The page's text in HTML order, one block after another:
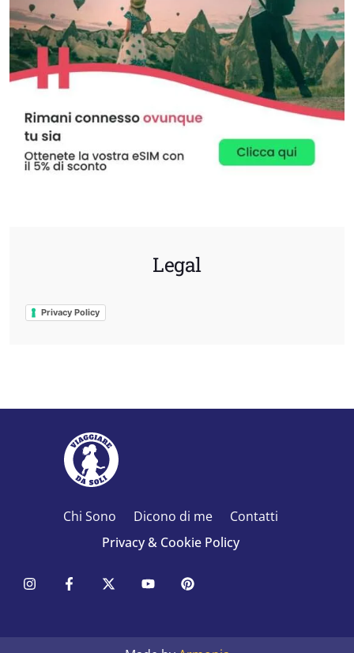
Legal
Privacy Policy
Chi Sono Dicono di me
Contatti
Privacy & Cookie Policy